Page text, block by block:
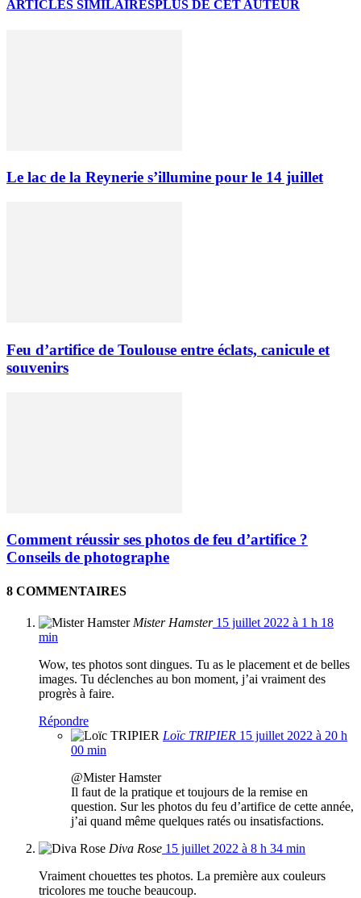
ARTICLES SIMILAIRESPLUS DE CET AUTEUR
Le lac de la Reynerie s’illumine pour le 14 juillet
Feu d’artifice de Toulouse entre éclats, canicule et
souvenirs
Comment réussir ses photos de feu d’artifice ?
Conseils de photographe
8 COMMENTAIRES
Mister Hamster 15 juillet 2022 à 1 h 18
min
Wow, tes photos sont dingues. Tu as le placement et de belles
images. Tu déclenches au bon moment, j’ai vraiment des
progrès à faire.
Répondre
Loïc TRIPIER 15 juillet 2022 à 20 h
00 min
@Mister Hamster
Il faut de la pratique et toujours de la remise en
question. Sur les photos du feu d’artifice de cette année,
j’ai quand même quelques ratés ou insatisfactions.
Diva Rose 15 juillet 2022 à 8 h 34 min
Vraiment chouettes tes photos. La première aux couleurs
tricolores me touche beaucoup.